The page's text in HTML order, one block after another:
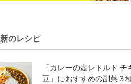
のレシピ
「カレーの壺レトルト チ
豆」におすすめの副菜３